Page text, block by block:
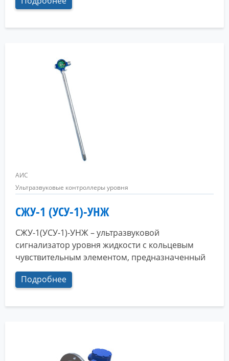
АИС
Ультразвуковые контроллеры уровня
СЖУ-1 (УСУ-1)-УНЖ
СЖУ-1(УСУ-1)-УНЖ – ультразвуковой
сигнализатор уровня жидкости с кольцевым
чувствительным элементом, предназначенный
Подробнее